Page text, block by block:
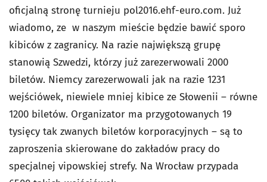
oficjalną stronę turnieju pol2016.ehf-euro.com. Już
wiadomo, ze w naszym mieście będzie bawić sporo
kibiców z zagranicy. Na razie największą grupę
stanowią Szwedzi, którzy już zarezerwowali 2000
biletów. Niemcy zarezerwowali jak na razie 1231
wejściówek, niewiele mniej kibice ze Słowenii – równe
1200 biletów. Organizator ma przygotowanych 19
tysięcy tak zwanych biletów korporacyjnych – są to
zaproszenia skierowane do zakładów pracy do
specjalnej vipowskiej strefy. Na Wrocław przypada